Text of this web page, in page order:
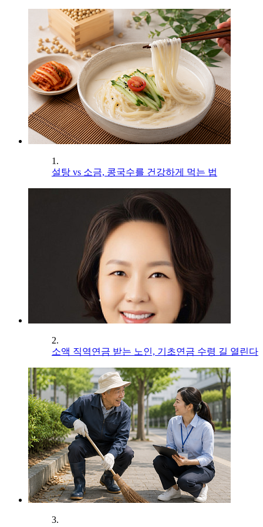
1.
설탕 vs 소금, 콩국수를 건강하게 먹는 법
2.
소액 직역연금 받는 노인, 기초연금 수령 길 열린다
3.